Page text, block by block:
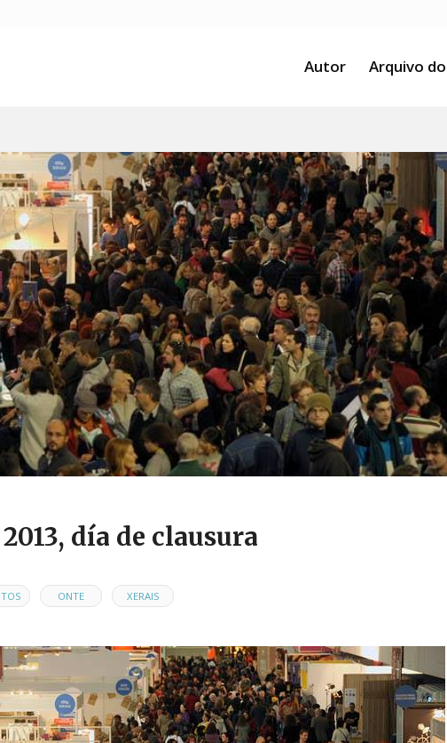
Autor Arquivo
día de clausura
ONTE XERAIS